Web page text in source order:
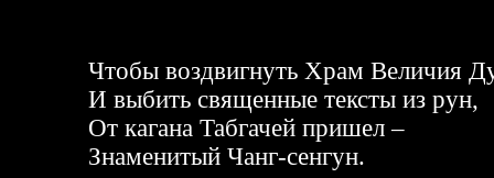
Чтобы воздвигнуть Храм Величия
И выбить священные тексты из рун,
От кагана Табгачей пришел –
Знаменитый Чанг-сенгун.